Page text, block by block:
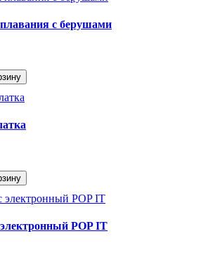
с берушами
POP IT